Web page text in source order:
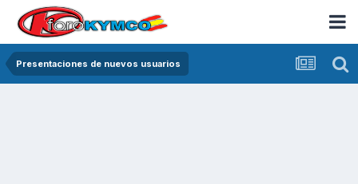
Presentaciones de nuevos usuarios